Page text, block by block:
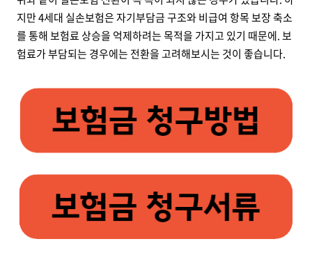
지만 4세대 실손보험은 자기부담금 구조와 비급여 항목 보장 축소
를 통해 보험료 상승을 억제하려는 목적을 가지고 있기 때문에. 보
험료가 부담되는 경우에는 전환을 고려해보시는 것이 좋습니다.